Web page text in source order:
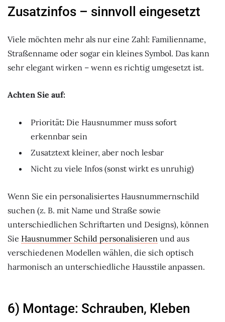
Zusatzinfos – sinnvoll eingesetzt
Viele möchten mehr als nur eine Zahl: Familienname,
Straßenname oder sogar ein kleines Symbol. Das kann
sehr elegant wirken – wenn es richtig umgesetzt ist.
Achten Sie auf:
Priorität: Die Hausnummer muss sofort
erkennbar sein
Zusatztext kleiner, aber noch lesbar
Nicht zu viele Infos (sonst wirkt es unruhig)
Wenn Sie ein personalisiertes Hausnummernschild
suchen (z. B. mit Name und Straße sowie
unterschiedlichen Schriftarten und Designs), können
Sie Hausnummer Schild personalisieren und aus
verschiedenen Modellen wählen, die sich optisch
harmonisch an unterschiedliche Hausstile anpassen.
6) Montage: Schrauben, Kleben